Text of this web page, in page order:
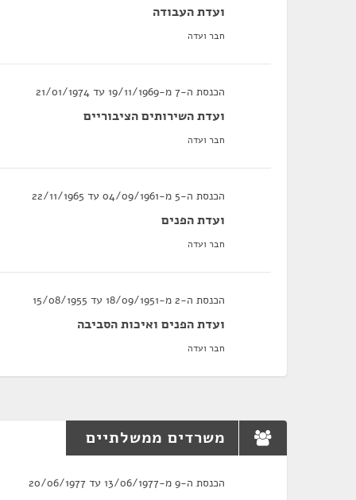
ועדת העבודה
חבר ועדה
הכנסת ה-7 מ-19/11/1969 עד 21/01/1974
ועדת השירותים הציבוריים
חבר ועדה
הכנסת ה-5 מ-04/09/1961 עד 22/11/1965
ועדת הפנים
חבר ועדה
הכנסת ה-2 מ-18/09/1951 עד 15/08/1955
ועדת הפנים ואיכות הסביבה
חבר ועדה
משרדים ממשלתיים
הכנסת ה-9 מ-13/06/1977 עד 20/06/1977